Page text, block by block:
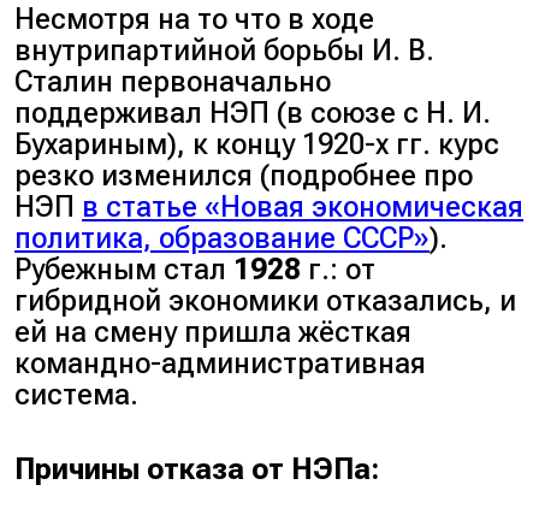
Несмотря на то что в ходе
внутрипартийной борьбы И. В.
Сталин первоначально
поддерживал НЭП (в союзе с Н. И.
Бухариным), к концу 1920-х гг. курс
резко изменился (подробнее про
НЭП в статье «Новая экономическая
политика, образование СССР»).
Рубежным стал 1928 г.: от
гибридной экономики отказались, и
ей на смену пришла жёсткая
командно-административная
система.
Причины отказа от НЭПа: